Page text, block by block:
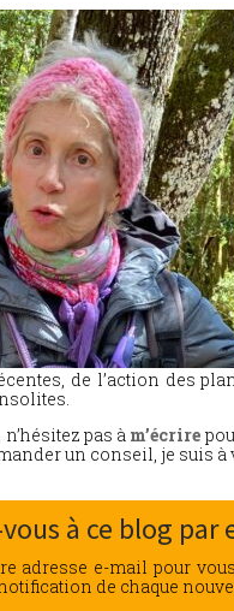
de l’action des
pas à m’écrire
un conseil, je suis à
à ce blog par
adresse e-mail pour
de chaque